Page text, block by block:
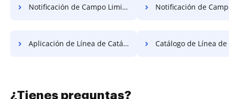
Notificación de Campo Limitado del Gráfico para Gratis Notificación de Campo Tentativa del
Aplicación de Línea de Catálogo Gratis Catálogo de Línea de
¿Tienes preguntas?